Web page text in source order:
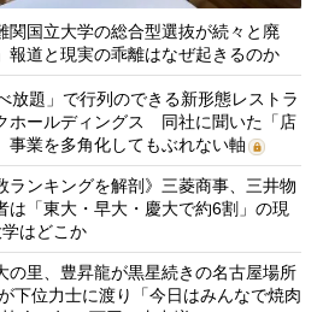
関国立大学の総合型選抜が続々と廃
道と現実の乖離はなぜ起きるのか
放題」で行列のできる新形態レストラ
ホールディングス 同社に聞いた「店
事業を多角化してもぶれない軸
ランキングを解剖》三菱商事、三井物
は「東大・早大・慶大で約6割」の現
はどこか
の里、豊昇龍が黒星続きの名古屋場所
下位力士に渡り「今日はみんなで焼肉